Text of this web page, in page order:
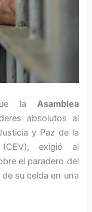
la Asamblea
absolutos al
y Paz de la
(CEV), exigió al
el paradero del
su celda en una